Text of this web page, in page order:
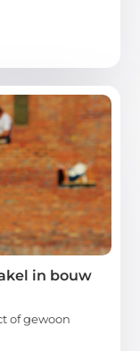
in bouw
of gewoon